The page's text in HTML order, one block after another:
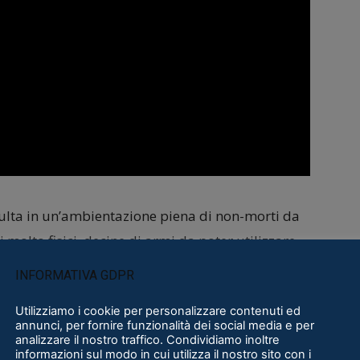
in un’ambientazione piena di non-morti da
molto fisici, decine di armi da poter utilizzare
di forza di questo gioco.
hanno aperto unserver Discordper
ha una data d’uscita precisa,
INFORMATIVA GDPR
Utilizziamo i cookie per personalizzare contenuti ed
annunci, per fornire funzionalità dei social media e per
analizzare il nostro traffico. Condividiamo inoltre
informazioni sul modo in cui utilizza il nostro sito con i